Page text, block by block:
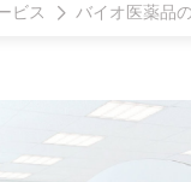
ビス バイオ医薬品